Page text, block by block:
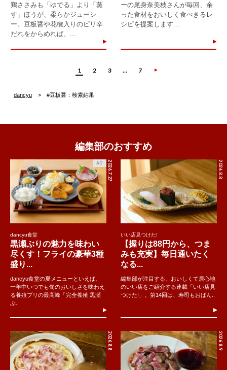
鶏ささみも「ゆでる」より「蒸
す」ほうが、柔らかジューシ
ー。豆板醤や花椒入りのピリ辛
だれをからめれば、...
ーの尾身奈美枝さんが毎回、余
った食材をおいしく食べきるレ
シピを提案します...
1 2 3 … 7
dancyu #豆板醤：検索結果
編集部のおすすめ
2026.7.27
AD
dancyu食堂
黒瀬ぶりの魅力を味わい
尽くす！フライの豪華3種
盛り...
dancyu食堂の夏メニューといえば、
一年中いつでも旬のおいしさを味わえ
る養殖ブリの最高峰「完全養殖 黒瀬
ぶ..
2026.8.8
いい店見つけた!
【握りは88円から、つま
みも充実】毎日通いたく
なる...
編集部が注目する、おいしくて居心地
のいい店をご紹介する連載「いい店見
つけた!」。第14回は、寿司もおばん..
2026.8.8 2026.8.9